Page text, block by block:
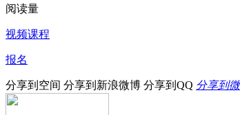
阅读量
视频课程
报名
分享到空间 分享到新浪微博 分享到QQ 分享到